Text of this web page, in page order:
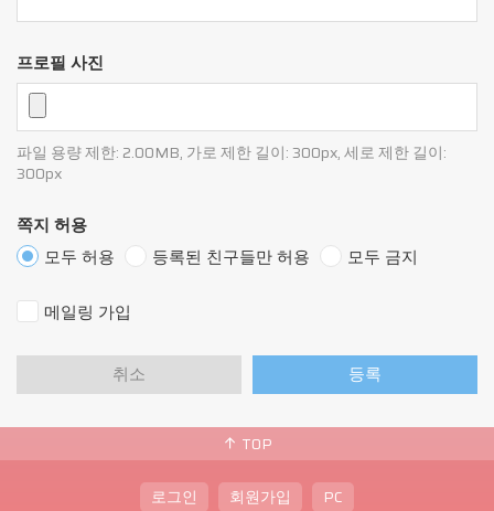
숫자의 조합
6. 비밀번호 (PASSWORD) : 이용자의 정보 보호를 위
해 이용자 자신이 설정한 영문자와 숫자, 특수문자
7. 탈퇴 : 이용자 또는 이용자가 서비스 이용 후 그 이
용 계약을 종료 시키는 의사 표시
제 3 조 (약관의 공지 및 준용)
1. 이 약관의 내용은 서비스 화면에 게시하거나 기타
생합니다.
은 제1항과 같은 방법으로 공지함으로써 효력이
발생합니다.
다. 회원은 변경된 약관이 공지된 후 15일 이내에
회원탈퇴의 방법으로써 거부의사를 표명할 수 있
습니다. 만약 회원이 변경된 약관이 공지된 후 15
프로필 사진
파일 용량 제한: 2.00MB, 가로 제한 길이: 300px, 세로 제한 길이:
300px
쪽지 허용
모두 허용
등록된 친구들만 허용 모두 금지
메일링 가입
취소 등록
TOP
로그인 회원가입 PC